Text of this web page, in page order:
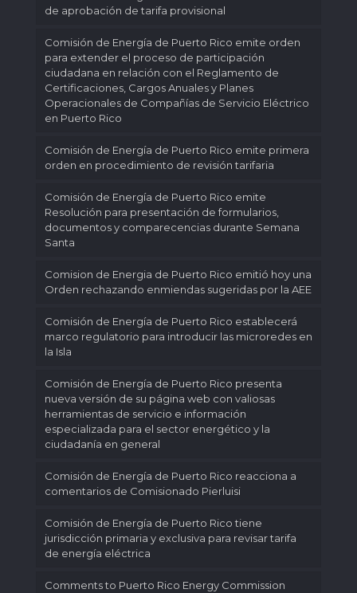
de aprobación de tarifa provisional
Comisión de Energía de Puerto Rico emite orden
para extender el proceso de participación
ciudadana en relación con el Reglamento de
Certificaciones, Cargos Anuales y Planes
Operacionales de Compañías de Servicio Eléctrico
en Puerto Rico
Comisión de Energía de Puerto Rico emite primera
orden en procedimiento de revisión tarifaria
Comisión de Energía de Puerto Rico emite
Resolución para presentación de formularios,
documentos y comparecencias durante Semana
Santa
Comision de Energia de Puerto Rico emitió hoy una
Orden rechazando enmiendas sugeridas por la AEE
Comisión de Energía de Puerto Rico establecerá
marco regulatorio para introducir las microredes en
la Isla
Comisión de Energía de Puerto Rico presenta
nueva versión de su página web con valiosas
herramientas de servicio e información
especializada para el sector energético y la
ciudadanía en general
Comisión de Energía de Puerto Rico reacciona a
comentarios de Comisionado Pierluisi
Comisión de Energía de Puerto Rico tiene
jurisdicción primaria y exclusiva para revisar tarifa
de energía eléctrica
Comments to Puerto Rico Energy Commission